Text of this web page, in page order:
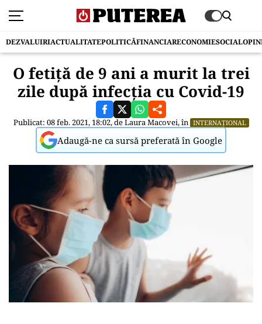
DEZVALUIRIACTUALITATEPOLITICĂFINANCIARECONOMIESOCIAL
O fetiță de 9 ani a murit la trei
zile după infecția cu Covid-19
Publicat: 08 feb. 2021, 18:02, deLaura Macovei, în INTERNAȚIONAL
Adaugă-ne ca sursă preferată în Google